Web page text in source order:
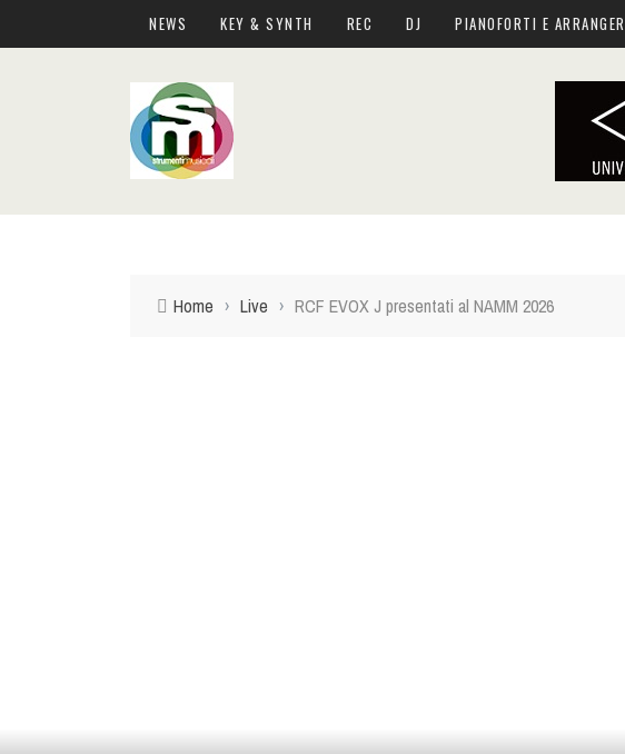
NEWS KEY & SYNTH REC DJ PIANOFORTI E ARRANGER
Home › Live › RCF EVOX J presentati al NAMM 2026